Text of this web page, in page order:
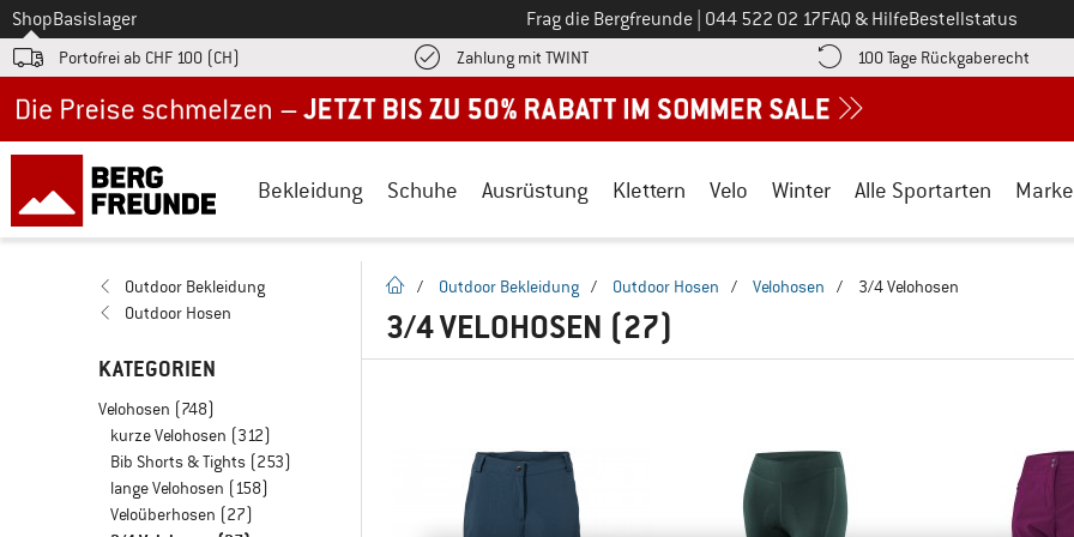
Zum
ShopBasislager Frag die Bergfreunde Ruf uns an unter
044 522 02 17FAQ & HilfeBestellstatus
Portofrei ab CHF 100 (CH) Zahlung mit TWINTFinde die Zahlungs-Infos hier! Öffnet sich in einer Infobox
100 Tage Rückgaberecht
Bekleidung Schuhe Ausrüstung Klettern Velo Winter Alle Sportarten
Outdoor Bekleidung
Outdoor Hosen
KATEGORIEN
Velohosen (748)
kurze Velohosen (312)
Bib Shorts & Tights (253)
lange Velohosen (158)
Veloüberhosen (27)
Startseite
/ Outdoor Bekleidung / Outdoor Hosen / Velohosen / 3/4 Velohosen
3/4 VELOHOSEN (27)